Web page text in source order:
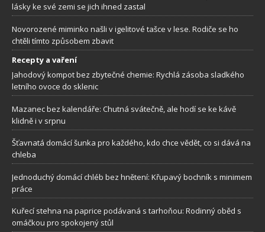
lásky ke své zemi se jich ihned zastal
Novorozené miminko našli v igelitové tašce v lese. Rodiče se ho
chtěli tímto způsobem zbavit
Recepty a vaření
Jahodový kompot bez zbytečné chemie: Rychlá zásoba sladkého
letního ovoce do sklenic
Mazanec bez kalendáře: Chutná svátečně, ale hodí se ke kávě
klidně i v srpnu
Šťavnatá domácí šunka pro každého, kdo chce vědět, co si dává na
chleba
Jednoduchý domácí chléb bez hnětení: Křupavý bochník s minimem
práce
Kuřecí stehna na paprice podávaná s tarhoňou: Rodinný oběd s
omáčkou pro spokojený stůl